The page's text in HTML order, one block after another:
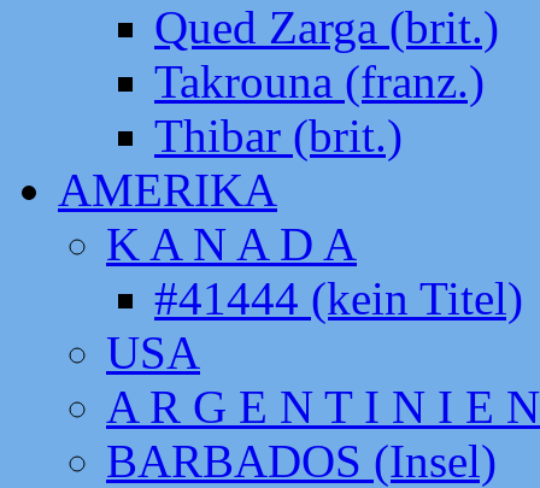
Qued Zarga (brit.)
Takrouna (franz.)
Thibar (brit.)
AMERIKA
K A N A D A
#41444 (kein Titel)
USA
A R G E N T I N I E N
BARBADOS (Insel)